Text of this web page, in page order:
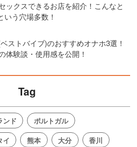
ックスできるお店を紹介！こんなと
いう穴場多数！
ストバイブ)のおすすめオナホ3選！
体験談・使用感を公開！
Tag
ンド
ポルトガル
イ 熊本 大分
香川